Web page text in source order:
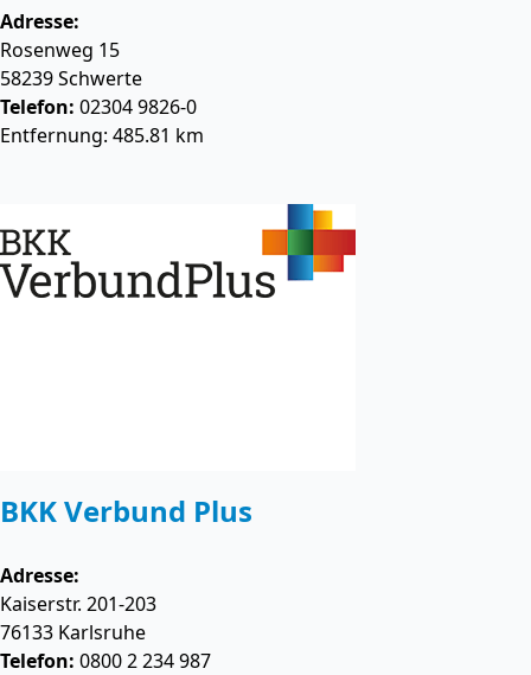
Adresse:
Rosenweg 15
58239Schwerte
Telefon: 02304 9826-0
Entfernung: 485.81 km
BKK Verbund Plus
Adresse:
Kaiserstr. 201-203
76133 Karlsruhe
Telefon: 0800 2 234 987